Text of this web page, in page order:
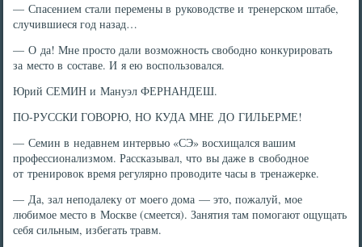
— Спасением стали перемены в руководстве и тренерском штабе,
случившиеся год назад…
— О да! Мне просто дали возможность свободно конкурировать
за место в составе. И я ею воспользовался.
Юрий СЕМИН и Мануэл ФЕРНАНДЕШ.
ПО-РУССКИ ГОВОРЮ, НО КУДА МНЕ ДО ГИЛЬЕРМЕ!
— Семин в недавнем интервью «СЭ» восхищался вашим
профессионализмом. Рассказывал, что вы даже в свободное
от тренировок время регулярно проводите часы в тренажерке.
— Да, зал неподалеку от моего дома — это, пожалуй, мое
любимое место в Москве (смеется). Занятия там помогают ощущать
себя сильным, избегать травм.